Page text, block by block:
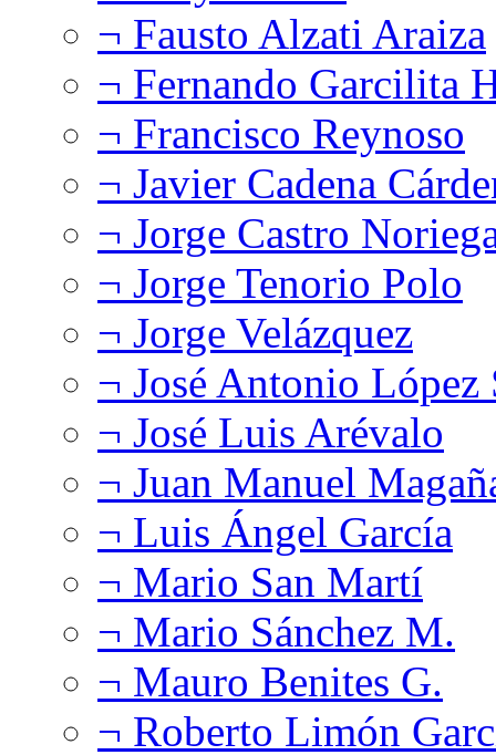
¬ Fausto Alzati Araiza
¬ Fernando Garcilita
¬ Francisco Reynoso
¬ Javier Cadena
¬ Jorge Castro
¬ Jorge Tenorio Polo
¬ Jorge Velázquez
¬ José Antonio López
¬ José Luis Arévalo
¬ Juan Manuel
¬ Luis Ángel García
¬ Mario San Martí
¬ Mario Sánchez M.
¬ Mauro Benites G.
¬ Roberto Limón